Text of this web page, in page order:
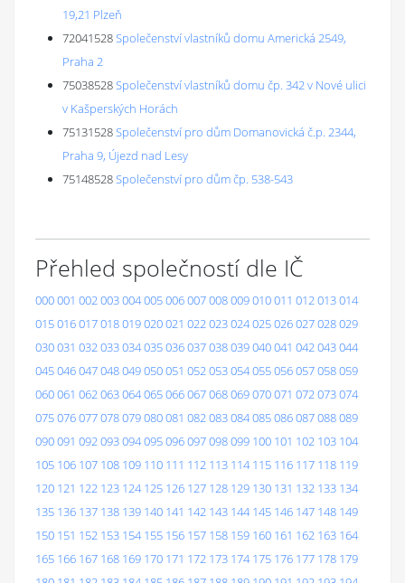
19,21 Plzeň
72041528Společenství vlastníků domu Americká 2549,
Praha 2
75038528Společenství vlastníků domu čp. 342 v Nové ulici
v Kašperských Horách
75131528Společenství pro dům Domanovická č.p. 2344,
Praha 9, Újezd nad Lesy
75148528Společenství pro dům čp. 538-543
Přehled společností dle IČ
000001 002003004005006007008009010011 012013014
015016017018019020021 022023024025026027028029
030031 032033034035036037038039040041 042043044
045046047048049050051 052053054055056057058059
060061 062063064065066067068069070071 072073074
075076077078079080081 082083084085086087088089
090091 092093094095096097098099 100 101 102 103 104
105 106 107 108 109 110 111 112 113 114 115 116 117 118 119
120 121 122 123 124 125 126 127 128 129 130 131 132 133 134
135 136 137 138 139 140 141 142 143 144 145 146 147 148 149
150 151 152 153 154 155 156 157 158 159 160 161 162 163 164
165 166 167 168 169 170 171 172 173 174 175 176 177 178 179